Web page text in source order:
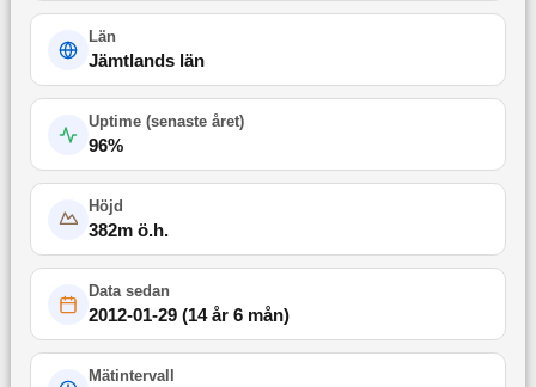
Län
Jämtlands län
Uptime (senaste året)
96%
Höjd
382m ö.h.
Data sedan
2012-01-29(14 år 6 mån)
Mätintervall